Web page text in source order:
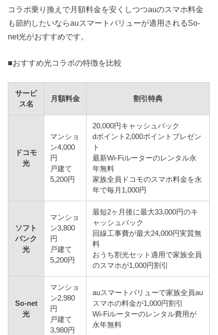
コラボ乗り換えで月額料金を安くしつつauのスマホ料金
も節約したいならauスマートバリューが適用されるSo-
net光がおすすめです。
■おすすめ光コラボの特徴を比較
サービ
ス名
月額料金 割引特典
ドコモ
光
マンショ
ン4,000
円
戸建て
5,200円
20,000円キャッシュバック
dポイント2,000ポイントプレゼン
ト
最新Wi-Fiルーターのレンタル永
年無料
家族全員ドコモのスマホ料金を永
年で毎月1,000円
ソフト
バンク
光
マンショ
ン3,800
円
戸建て
5,200円
最短2ヶ月後に最大33,000円のキ
ャッシュバック
回線工事費が最大24,000円実質無
料
おうち割光セット適用で家族全員
のスマホが1,000円割引
So-net
光
マンショ
ン2,980
円
戸建て
3,980円
auスマートバリューで家族全員au
スマホの料金が1,000円割引
Wi-Fiルーターのレンタル費用が
永年無料